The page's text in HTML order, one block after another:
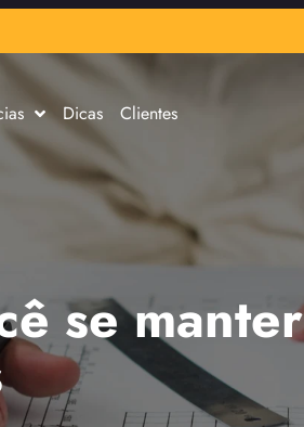
Dicas Clientes
se manter